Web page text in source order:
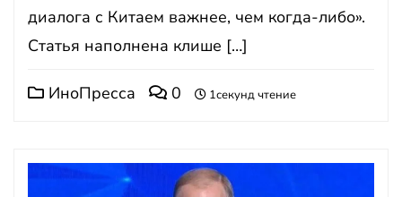
диалога с Китаем важнее, чем когда-либо».
Статья наполнена клише […]
ИноПресса 0 1секунд чтение